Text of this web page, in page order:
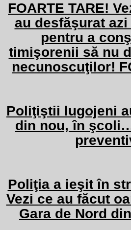
FOARTE TARE!
au desfăşurat azi
pentru a
timişorenii să nu
necunoscuţilor!
Poliţiştii lugojeni
din nou, în
Poliţia a ieşit în
Vezi ce au făcut
Gara de Nord